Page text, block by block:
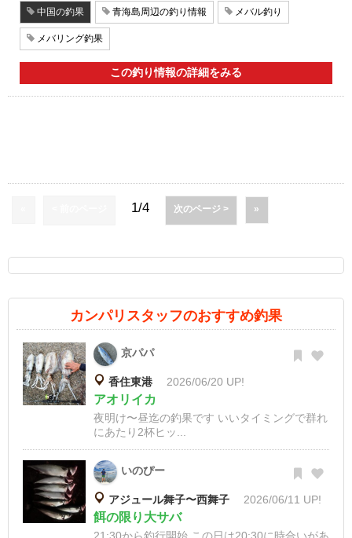
中国の釣果 青海島周辺の釣り情報 メバル釣り
メバリング釣果
この釣り情報の詳細をみる
1/4 次のページ > »
カンパリスタッフのおすすめ釣果
京パパ
香住東港 2026/06/20 UP!
アオリイカ
夜明け〜昼迄の釣果です いいタイミングで群れ
にあたり2杯ヒッ...
いのぴー
アジュール舞子〜西舞子 2026/06/11 UP!
餌の限り大サバ